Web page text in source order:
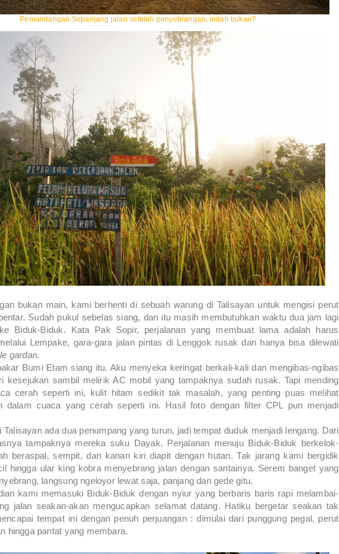
Pemandangan Sepanjang jalan setelah penyebrangan, indah bukan?
bukan main, kami berhenti di sebuah warung di Talisayan untuk mengisi perut
Sudah pukul sebelas siang, dan itu masih membutuhkan waktu dua jam lagi
Biduk-Biduk. Kata Pak Sopir, perjalanan yang membuat lama adalah harus
Lempake, gara-gara jalan pintas di Lenggok rusak dan hanya bisa dilewati
gardan.
Bumi Etam siang itu. Aku menyeka keringat berkali-kali dan mengibas-ngibas
kesejukan sambil melirik AC mobil yang tampaknya sudah rusak. Tapi mending
cerah seperti ini, kulit hitam sedikit tak masalah, yang penting puas melihat
dalam cuaca yang cerah seperti ini. Hasil foto dengan filter CPL pun menjadi
Talisayan ada dua penumpang yang turun, jadi tempat duduk menjadi lengang. Dari
tampaknya mereka suku Dayak. Perjalanan menuju Biduk-Biduk berkelok-
beraspal, sempit, dan kanan kiri diapit dengan hutan. Tak jarang kami bergidik
hingga ular king kobra menyebrang jalan dengan santainya. Serem banget yang
langsung ngeloyor lewat saja, panjang dan gede gitu.
kami memasuki Biduk-Biduk dengan nyiur yang berbaris baris rapi melambai-
jalan seakan-akan mengucapkan selamat datang. Hatiku bergetar seakan tak
tempat ini dengan penuh perjuangan : dimulai dari punggung pegal, perut
hingga pantat yang membara.